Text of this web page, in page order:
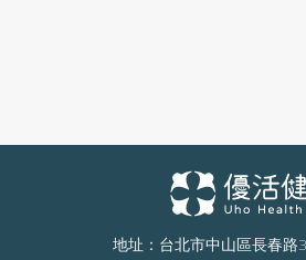
辦美好人生講座「做個職場掌門人－不
合心理諮商所邱永林諮商心理師主講，
的快樂技巧，如何將「壓力」轉「助力
地址：台北市中山區長春